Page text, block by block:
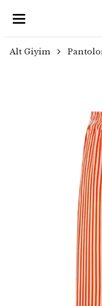
Alt Giyim